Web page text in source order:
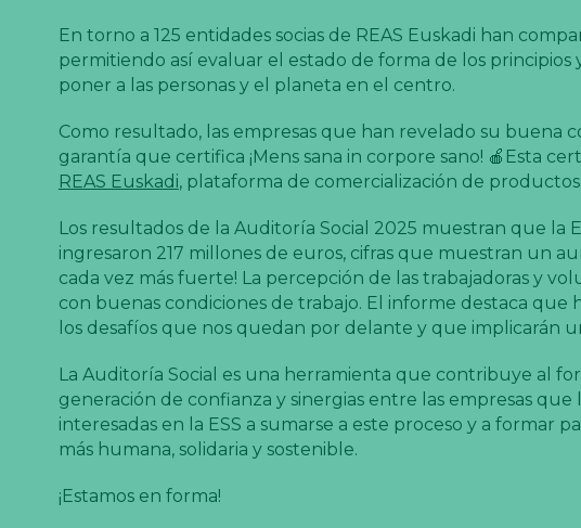
En torno a 125 entidades socias de REAS Euskadi han
permitiendo así evaluar el estado de forma de los
poner a las personas y el planeta en el centro.
Como resultado, las empresas que han revelado su buena
garantía que certifica ¡Mens sana in corpore sano! 🍎Esta
REAS Euskadi, plataforma de comercialización de productos
Los resultados de la Auditoría Social 2025 muestran que la
ingresaron 217 millones de euros, cifras que muestran un
cada vez más fuerte! La percepción de las trabajadoras y
con buenas condiciones de trabajo. El informe destaca
los desafíos que nos quedan por delante y que implicarán
La Auditoría Social es una herramienta que contribuye al
generación de confianza y sinergias entre las empresas
interesadas en la ESS a sumarse a este proceso y a
más humana, solidaria y sostenible.
¡Estamos en forma!